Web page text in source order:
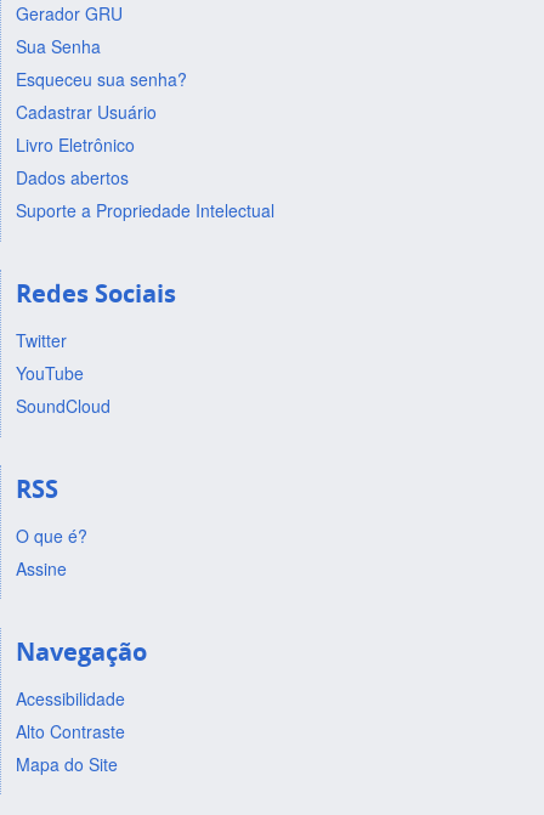
Gerador GRU
Sua Senha
Esqueceu sua senha?
Cadastrar Usuário
Livro Eletrônico
Dados abertos
Suporte a Propriedade Intelectual
Redes Sociais
Twitter
YouTube
SoundCloud
RSS
O que é?
Assine
Navegação
Acessibilidade
Alto Contraste
Mapa do Site